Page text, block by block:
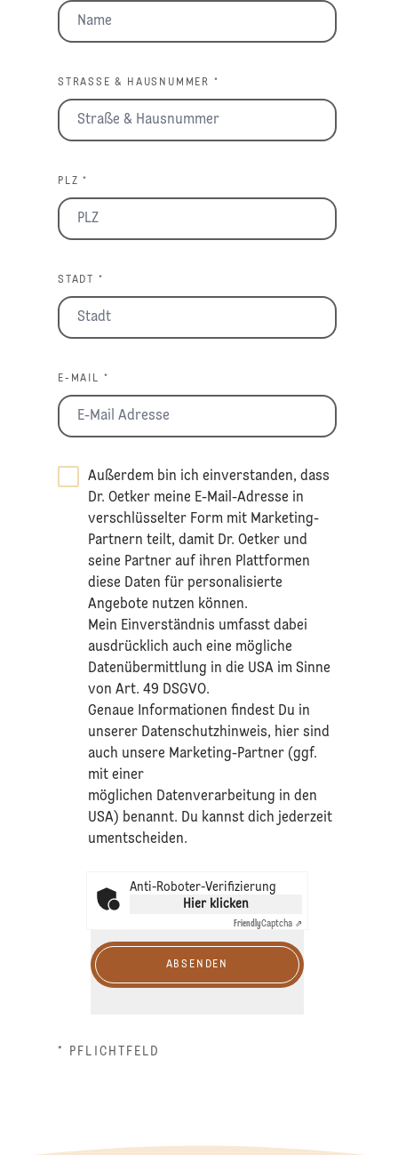
STRASSE & HAUSNUMMER *
PLZ *
STADT *
E-MAIL *
Außerdem bin ich einverstanden, dass
Dr. Oetker meine E-Mail-Adresse in
verschlüsselter Form mit Marketing-
Partnern teilt, damit Dr. Oetker und
seine Partner auf ihren Plattformen
diese Daten für personalisierte
Angebote nutzen können.
Mein Einverständnis umfasst dabei
ausdrücklich auch eine mögliche
Datenübermittlung in die USA im Sinne
von Art. 49 DSGVO.​
​Genaue Informationen findest Du in
unserer Datenschutzhinweis, hier sind
auch unsere Marketing-Partner (ggf.
mit einer
möglichen Datenverarbeitung in den
USA) benannt. Du kannst dich jederzeit
umentscheiden.
Anti-Roboter-Verifizierung
Hier klicken
FriendlyCaptcha ⇗
ABSENDEN
* PFLICHTFELD